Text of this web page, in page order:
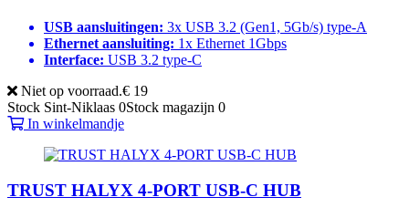
USB aansluitingen: 3x USB 3.2 (Gen1, 5Gb/s) type-A
Ethernet aansluiting: 1x Ethernet 1Gbps
Interface: USB 3.2 type-C
Niet op voorraad.€ 19
Stock Sint-Niklaas 0Stock magazijn 0
In winkelmandje
TRUST HALYX 4-PORT USB-C HUB